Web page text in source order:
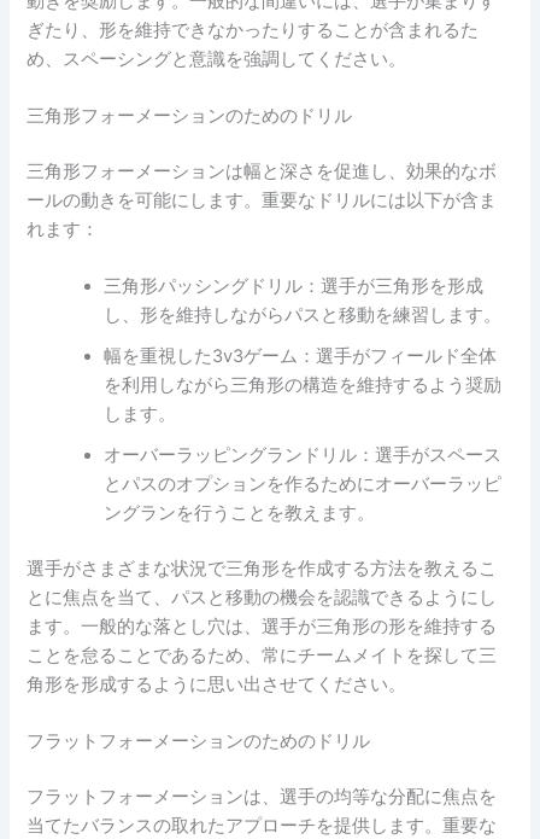
ぎたり、形を維持できなかったりすることが含まれるた
め、スペーシングと意識を強調してください。
三角形フォーメーションのためのドリル
三角形フォーメーションは幅と深さを促進し、効果的なボ
ールの動きを可能にします。重要なドリルには以下が含ま
れます：
三角形パッシングドリル：選手が三角形を形成
し、形を維持しながらパスと移動を練習します。
幅を重視した3v3ゲーム：選手がフィールド全体
を利用しながら三角形の構造を維持するよう奨励
します。
オーバーラッピングランドリル：選手がスペース
とパスのオプションを作るためにオーバーラッピ
ングランを行うことを教えます。
選手がさまざまな状況で三角形を作成する方法を教えるこ
とに焦点を当て、パスと移動の機会を認識できるようにし
ます。一般的な落とし穴は、選手が三角形の形を維持する
ことを怠ることであるため、常にチームメイトを探して三
角形を形成するように思い出させてください。
フラットフォーメーションのためのドリル
フラットフォーメーションは、選手の均等な分配に焦点を
当てたバランスの取れたアプローチを提供します。重要な